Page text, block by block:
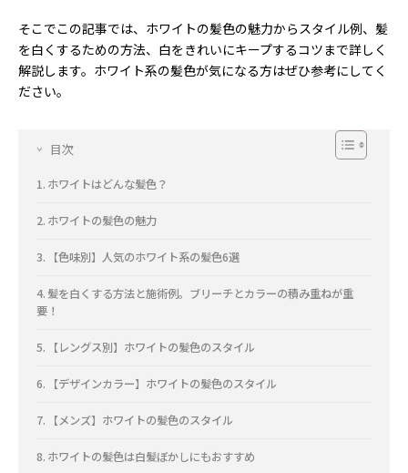
そこでこの記事では、ホワイトの髪色の魅力からスタイル例、髪
を白くするための方法、白をきれいにキープするコツまで詳しく
解説します。ホワイト系の髪色が気になる方はぜひ参考にしてく
ださい。
目次
ホワイトはどんな髪色？
ホワイトの髪色の魅力
【色味別】人気のホワイト系の髪色6選
髪を白くする方法と施術例。ブリーチとカラーの積み重ねが重
要！
【レングス別】ホワイトの髪色のスタイル
【デザインカラー】ホワイトの髪色のスタイル
【メンズ】ホワイトの髪色のスタイル
ホワイトの髪色は白髪ぼかしにもおすすめ